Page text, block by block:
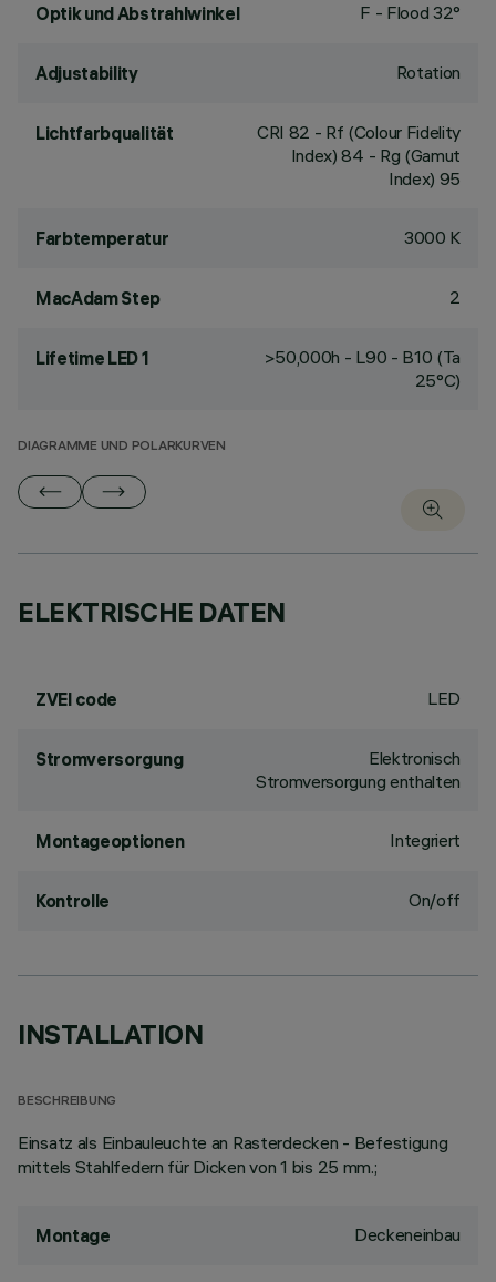
Optik und Abstrahlwinkel F - Flood 32°
Adjustability Rotation
Lichtfarbqualität CRI 82 - Rf (Colour Fidelity
Index) 84 - Rg (Gamut
Index) 95
Farbtemperatur 3000 K
MacAdam Step 2
Lifetime LED 1
>50,000h - L90 - B10 (Ta
25°C)
DIAGRAMME UND POLARKURVEN
ELEKTRISCHE DATEN
ZVEI code LED
Stromversorgung
Elektronisch
Stromversorgung enthalten
Montageoptionen Integriert
Kontrolle On/off
INSTALLATION
BESCHREIBUNG
Einsatz als Einbauleuchte an Rasterdecken - Befestigung
mittels Stahlfedern für Dicken von 1 bis 25 mm.;
Montage Deckeneinbau